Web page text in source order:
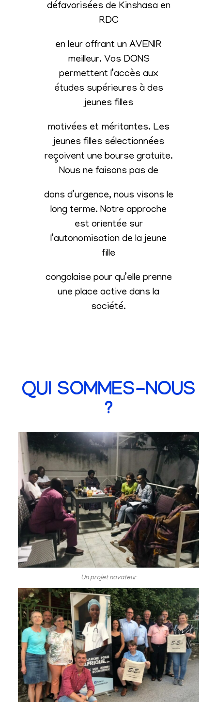
défavorisées de Kinshasa en
RDC
en leur offrant un AVENIR
meilleur. Vos DONS
permettent l’accès aux
études supérieures à des
jeunes filles
motivées et méritantes. Les
jeunes filles sélectionnées
reçoivent une bourse gratuite.
Nous ne faisons pas de
dons d’urgence, nous visons le
long terme. Notre approche
est orientée sur
l’autonomisation de la jeune
fille
congolaise pour qu’elle prenne
une place active dans la
société.
QUI SOMMES-NOUS
?
Un projet novateur